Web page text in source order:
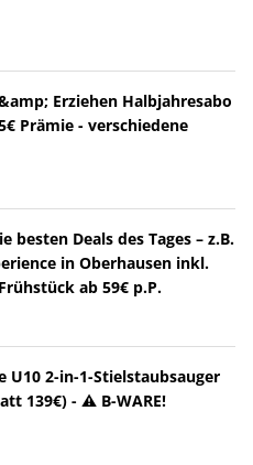
Erziehen Halbjahresabo
Prämie - verschiedene
besten Deals des Tages – z.B.
in Oberhausen inkl.
ab 59€ p.P.
U10 2-in-1-Stielstaubsauger
139€) - ⚠️ B-WARE!